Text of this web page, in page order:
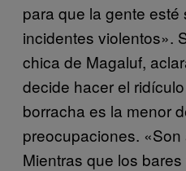
para que la gente
incidentes violentos».
chica de Magaluf,
decide hacer el
borracha es la menor
preocupaciones.
Mientras que los